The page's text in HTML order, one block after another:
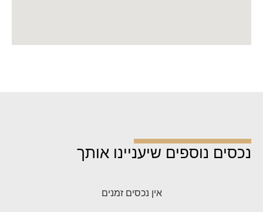
נכסים נוספים שיעניינו אותך
אין נכסים זמנים